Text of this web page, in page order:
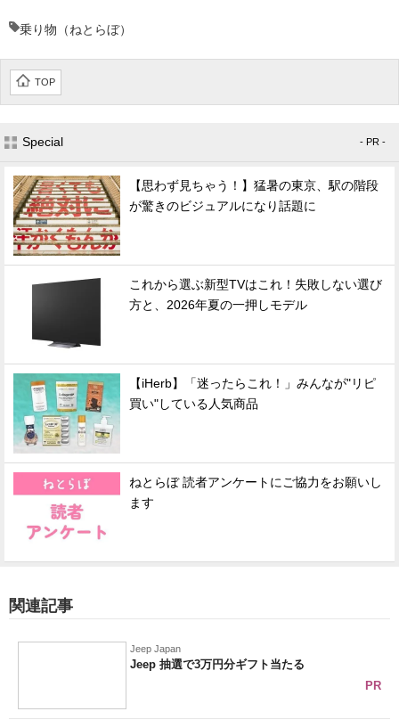
乗り物（ねとらぼ）
TOP
Special - PR -
【思わず見ちゃう！】猛暑の東京、駅の階段
が驚きのビジュアルになり話題に
これから選ぶ新型TVはこれ！失敗しない選び
方と、2026年夏の一押しモデル
【iHerb】「迷ったらこれ！」みんなが"リピ
買い"している人気商品
ねとらぼ 読者アンケートにご協力をお願いし
ます
関連記事
Jeep Japan
Jeep 抽選で3万円分ギフト当たる
PR